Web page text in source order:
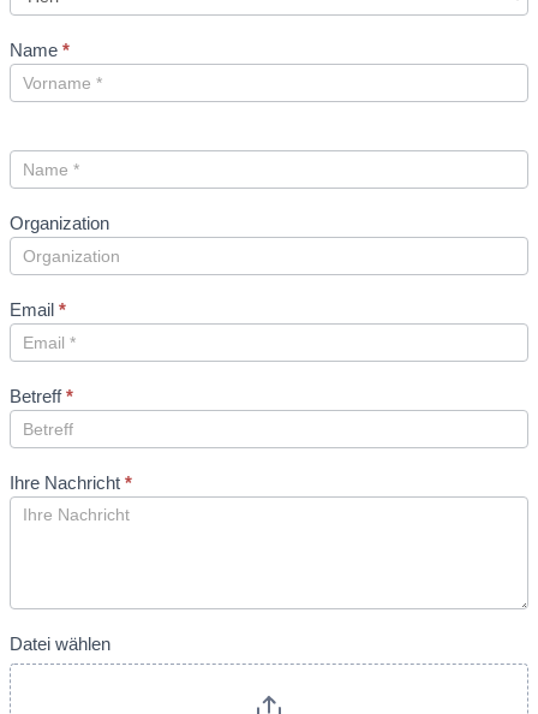
Name *
Organization
Email *
Betreff*
Ihre Nachricht *
Datei wählen